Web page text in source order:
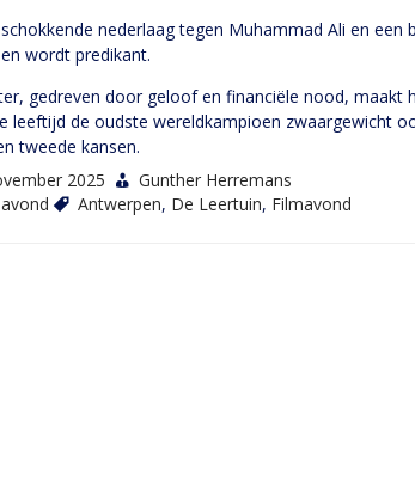
nederlaag tegen Muhammad Ali en
wordt predikant.
gedreven door geloof en financiële nood,
leeftijd de oudste wereldkampioen zwaargewicht
tweede kansen.
2025
Gunther Herremans
Antwerpen, De Leertuin, Filmavond